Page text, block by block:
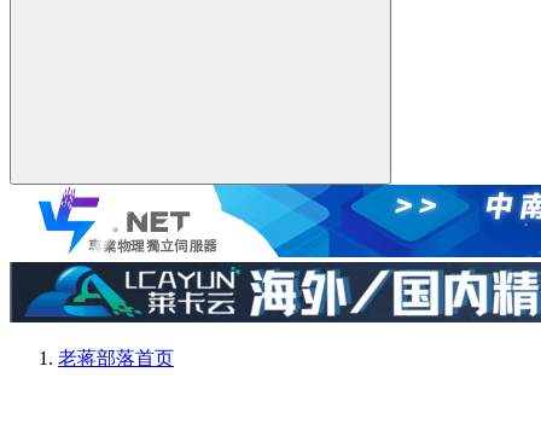
老蒋部落首页